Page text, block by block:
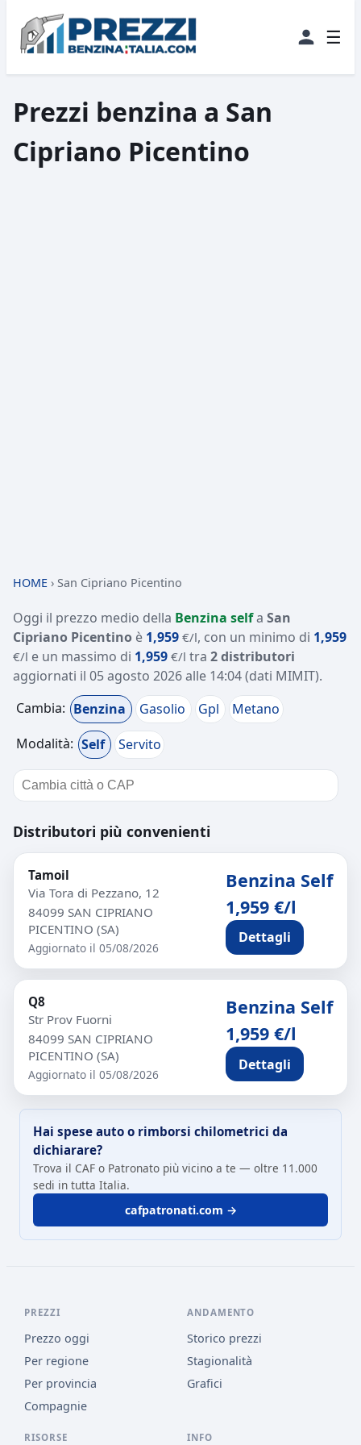
☰
Prezzi benzina a San
Cipriano Picentino
HOME › San Cipriano Picentino
Oggi il prezzo medio della Benzina selfa San
Cipriano Picentino è 1,959 €/l, con un minimo di 1,959
€/l e un massimo di 1,959 €/l tra 2 distributori
aggiornati il 05 agosto 2026 alle 14:04(dati MIMIT).
Cambia: Benzina Gasolio Gpl
Metano
Modalità: Self Servito
Distributori più convenienti
Tamoil
Via Tora di Pezzano, 12
84099 SAN CIPRIANO
PICENTINO (SA)
Aggiornato il 05/08/2026
Benzina Self
1,959 €/l
Dettagli
Q8
Str Prov Fuorni
84099 SAN CIPRIANO
PICENTINO (SA)
Aggiornato il 05/08/2026
Benzina Self
1,959 €/l
Dettagli
Hai spese auto o rimborsi chilometrici da
dichiarare?
Trova il CAF o Patronato più vicino a te — oltre 11.000
sedi in tutta Italia.
cafpatronati.com →
PREZZI
Prezzo oggi
Per regione
Per provincia
Compagnie
ANDAMENTO
Storico prezzi
Stagionalità
Grafici
RISORSE INFO